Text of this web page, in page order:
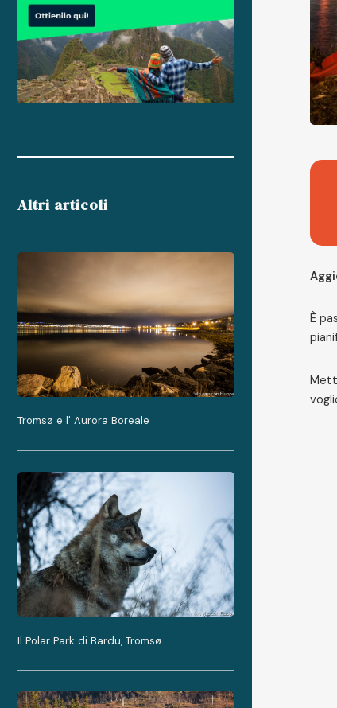
È
Altri articoli
Tromsø e l' Aurora Boreale
Il Polar Park di Bardu, Tromsø